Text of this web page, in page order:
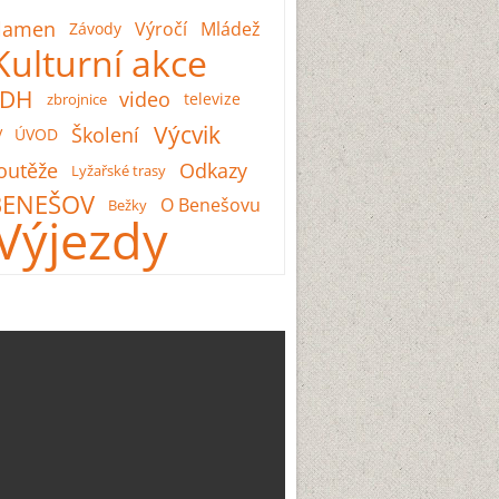
Závody Výročí Mládež
akce
zbrojnice video
televize
ÚVOD Školení Výcvik
Lyžařské trasy Odkazy
Bežky O Benešovu